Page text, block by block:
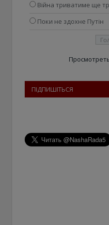
Війна триватиме ще
Поки не здохне Путін
ПІДПИШІТЬСЯ